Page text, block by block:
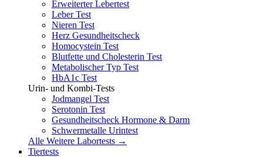
Erweiterter Lebertest
Leber Test
Nieren Test
Herz Gesundheitscheck
Homocystein Test
Blutfette und Cholesterin Test
Metabolischer Typ Test
HbA1c Test
Urin- und Kombi-Tests
Jodmangel Test
Serotonin Test
Gesundheitscheck Hormone & Darm
Schwermetalle Urintest
Alle Weitere Labortests →
Tiertests